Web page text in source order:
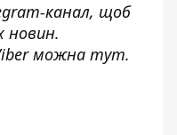
канал, щоб
новин.
можна тут.